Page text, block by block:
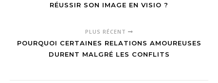
RÉUSSIR SON IMAGE EN VISIO ?
PLUS RÉCENT
POURQUOI CERTAINES RELATIONS AMOUREUSES
DURENT MALGRÉ LES CONFLITS